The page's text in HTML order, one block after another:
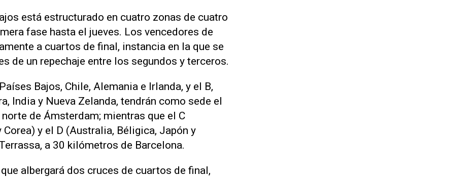
está estructurado en cuatro zonas de cuatro
fase hasta el jueves. Los vencedores de
a cuartos de final, instancia en la que se
de un repechaje entre los segundos y terceros.
Bajos, Chile, Alemania e Irlanda, y el B,
India y Nueva Zelanda, tendrán como sede el
de Ámsterdam; mientras que el C
Corea) y el D (Australia, Béligica, Japón y
a 30 kilómetros de Barcelona.
albergará dos cruces de cuartos de final,